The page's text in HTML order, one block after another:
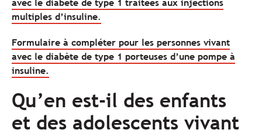
multiples d’insuline.
Formulaire à compléter pour les personnes vivant
avec le diabète de type 1 porteuses d’une pompe à
insuline.
Qu’en est-il des enfants
et des adolescents vivant